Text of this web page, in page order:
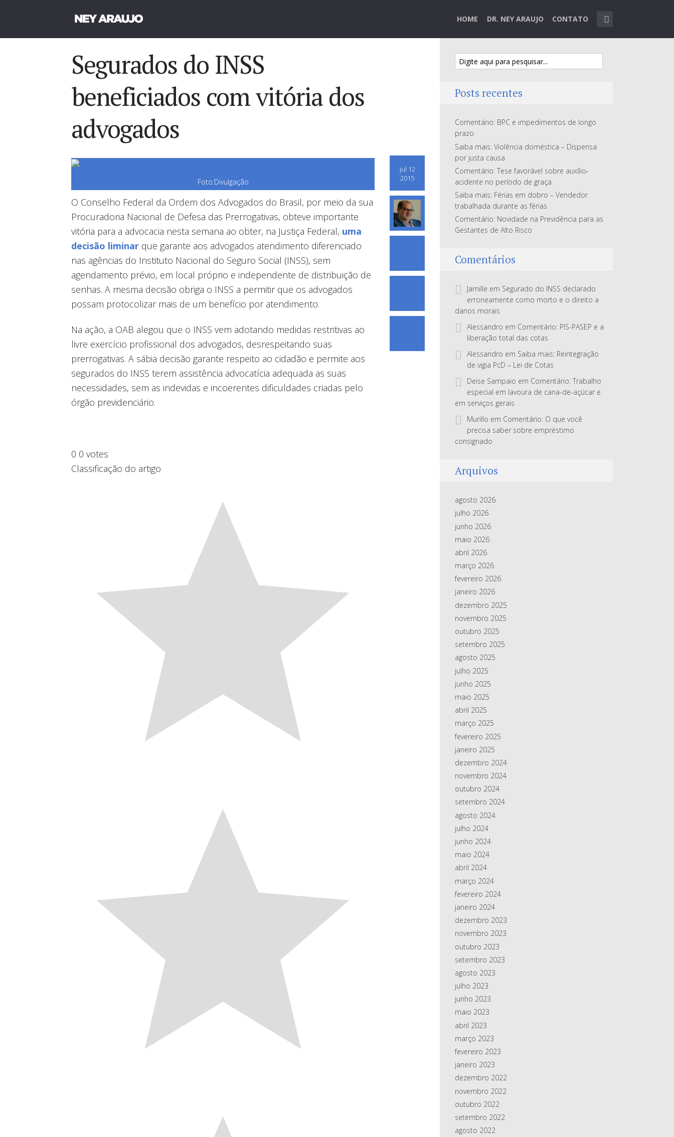
HOME DR. NEY ARAUJO CONTATO
Segurados do INSS
beneficiados com vitória dos
advogados
jul 12
2015
Foto:Divulgação
O Conselho Federal da Ordem dos Advogados do Brasil, por meio da sua
Procuradoria Nacional de Defesa das Prerrogativas, obteve importante
vitória para a advocacia nesta semana ao obter, na Justiça Federal, uma
decisão liminar que garante aos advogados atendimento diferenciado
nas agências do Instituto Nacional do Seguro Social (INSS), sem
agendamento prévio, em local próprio e independente de distribuição de
senhas. A mesma decisão obriga o INSS a permitir que os advogados
possam protocolizar mais de um benefício por atendimento.
Na ação, a OAB alegou que o INSS vem adotando medidas restritivas ao
livre exercício profissional dos advogados, desrespeitando suas
prerrogativas. A sábia decisão garante respeito ao cidadão e permite aos
segurados do INSS terem assistência advocatícia adequada as suas
necessidades, sem as indevidas e incoerentes dificuldades criadas pelo
órgão previdenciário.
0 0 votes
Classificação do artigo
Posts recentes
Comentário: BPC e impedimentos de longo
prazo
Saiba mais: Violência doméstica – Dispensa
por justa causa
Comentário: Tese favorável sobre auxílio-
acidente no período de graça
Saiba mais: Férias em dobro – Vendedor
trabalhada durante as férias
Comentário: Novidade na Previdência para as
Gestantes de Alto Risco
Comentários
Jamille em Segurado do INSS declarado
erroneamente como morto e o direito a
danos morais
Alessandro em Comentário: PIS-PASEP e a
liberação total das cotas
Alessandro em Saiba mais: Reintegração
de vigia PcD – Lei de Cotas
Deise Sampaio em Comentário: Trabalho
especial em lavoura de cana-de-açúcar e
em serviços gerais
Murillo em Comentário: O que você
precisa saber sobre empréstimo
consignado
Arquivos
agosto 2026
julho 2026
junho 2026
maio 2026
abril 2026
março 2026
fevereiro 2026
janeiro 2026
dezembro 2025
novembro 2025
outubro 2025
setembro 2025
agosto 2025
julho 2025
junho 2025
maio 2025
abril 2025
março 2025
fevereiro 2025
janeiro 2025
dezembro 2024
novembro 2024
outubro 2024
setembro 2024
agosto 2024
julho 2024
junho 2024
maio 2024
abril 2024
março 2024
fevereiro 2024
janeiro 2024
dezembro 2023
novembro 2023
outubro 2023
setembro 2023
agosto 2023
julho 2023
junho 2023
maio 2023
abril 2023
março 2023
fevereiro 2023
janeiro 2023
dezembro 2022
novembro 2022
outubro 2022
setembro 2022
agosto 2022